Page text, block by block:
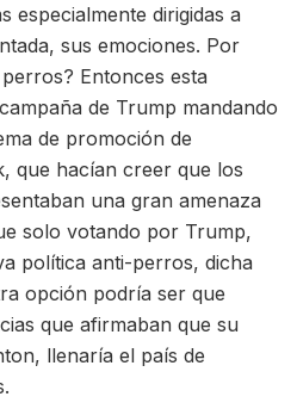
especialmente dirigidas a
sus emociones. Por
Entonces esta
de Trump mandando
de promoción de
que hacían creer que los
una gran amenaza
solo votando por Trump,
política anti-perros, dicha
opción podría ser que
que afirmaban que su
llenaría el país de